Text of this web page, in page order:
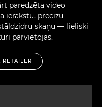
paredzēta video
ierakstu, precīzu
skaņu — lieliski
pārvietojas.
RETAILER